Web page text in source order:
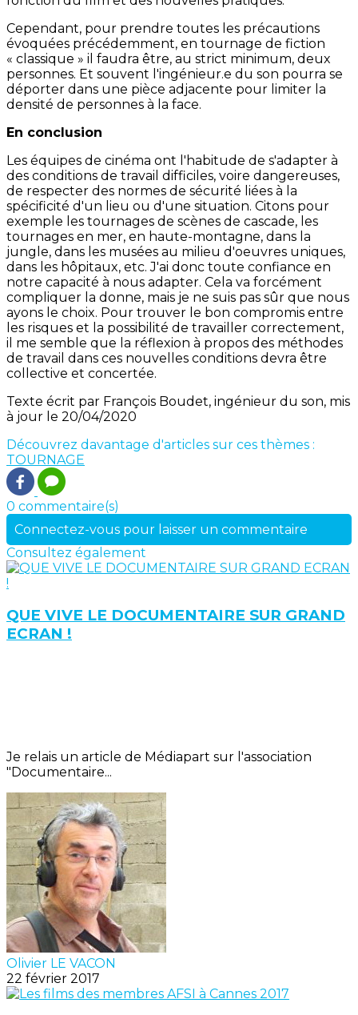
Cependant, pour prendre toutes les précautions
évoquées précédemment, en tournage de fiction
« classique » il faudra être, au strict minimum, deux
personnes. Et souvent l'ingénieur.e du son pourra se
déporter dans une pièce adjacente pour limiter la
densité de personnes à la face.
En conclusion
Les équipes de cinéma ont l'habitude de s'adapter à
des conditions de travail difficiles, voire dangereuses,
de respecter des normes de sécurité liées à la
spécificité d'un lieu ou d'une situation. Citons pour
exemple les tournages de scènes de cascade, les
tournages en mer, en haute-montagne, dans la
jungle, dans les musées au milieu d'oeuvres uniques,
dans les hôpitaux, etc. J'ai donc toute confiance en
notre capacité à nous adapter. Cela va forcément
compliquer la donne, mais je ne suis pas sûr que nous
ayons le choix. Pour trouver le bon compromis entre
les risques et la possibilité de travailler correctement,
il me semble que la réflexion à propos des méthodes
de travail dans ces nouvelles conditions devra être
collective et concertée.
Texte écrit par François Boudet, ingénieur du son, mis
à jour le 20/04/2020
Découvrez davantage d'articles sur ces thèmes :
TOURNAGE
0 commentaire(s)
Connectez-vous pour laisser un commentaire
Consultez également
QUE VIVE LE DOCUMENTAIRE SUR GRAND
ECRAN !
Je relais un article de Médiapart sur l'association
"Documentaire...
Olivier LE VACON
22 février 2017